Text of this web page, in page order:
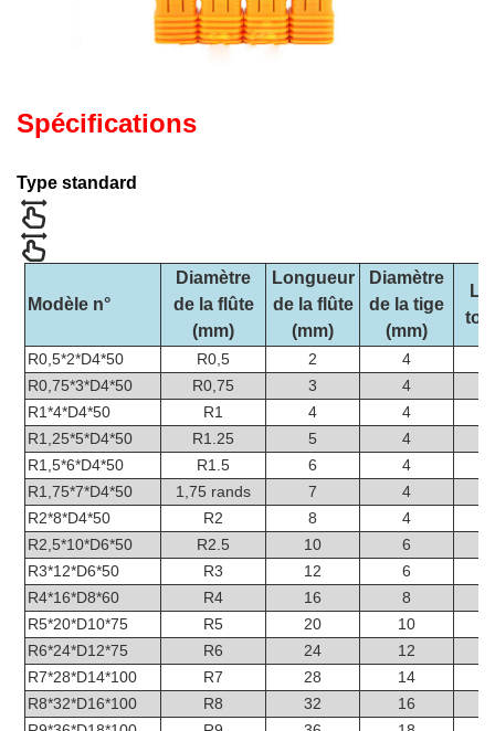
Spécifications
Type standard
Modèle n°
Diamètre
de la flûte
(mm)
Longueur
de la flûte
(mm)
Diamètre
de la tige
(mm)
R0,5*2*D4*50 R0,5 2
4
R0,75*3*D4*50
R0,75 3
4
R1*4*D4*50
R1 4
4
R1,25*5*D4*50
R1.25 5
4
R1,5*6*D4*50
R1.5 6
4
R1,75*7*D4*50
1,75 rands 7
4
R2*8*D4*50
R2 8
4
R2,5*10*D6*50
R2.5 10
6
R3*12*D6*50
R3 12
6
R4*16*D8*60
R4 16
8
R5*20*D10*75
R5 20
10
R6*24*D12*75
R6 24
12
R7*28*D14*100
R7 28
14
R8*32*D16*100
R8 32
16